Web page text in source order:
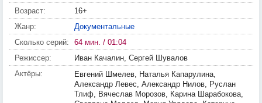
Возраст:
16+
Жанр:
Документальные
Сколько серий:
64 мин. / 01:04
Режиссер:
Иван Качалин, Сергей Шувалов
Актёры:
Евгений Шмелев, Наталья Капарулина,
Александр Левес, Александр Нилов, Руслан
Тлиф, Вячеслав Морозов, Карина Шарабокова,